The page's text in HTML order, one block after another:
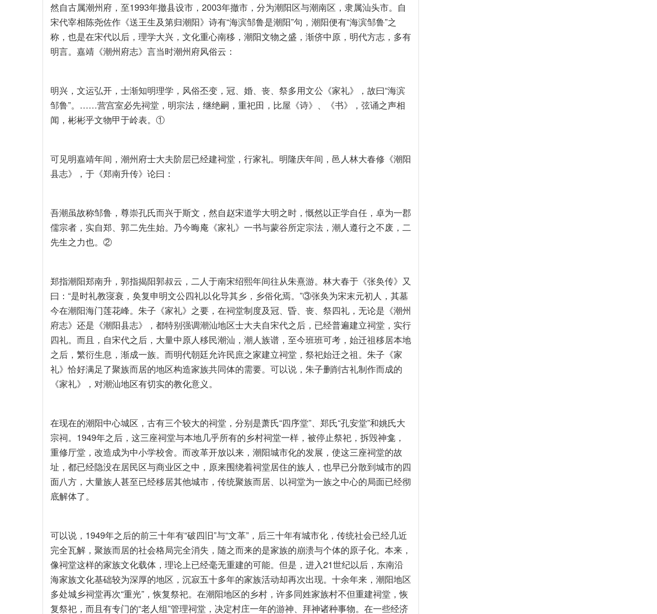
然自古属潮州府，至1993年撤县设市，2003年撤市，分为潮阳区与潮南区，隶属汕头市。自
宋代宰相陈尧佐作《送王生及第归潮阳》诗有“海滨邹鲁是潮阳”句，潮阳便有“海滨邹鲁”之
称，也是在宋代以后，理学大兴，文化重心南移，潮阳文物之盛，渐侪中原，明代方志，多有
明言。嘉靖《潮州府志》言当时潮州府风俗云：
明兴，文运弘开，士渐知明理学，风俗丕变，冠、婚、丧、祭多用文公《家礼》，故曰“海滨
邹鲁”。……营宫室必先祠堂，明宗法，继绝嗣，重祀田，比屋《诗》、《书》，弦诵之声相
闻，彬彬乎文物甲于岭表。①
可见明嘉靖年间，潮州府士大夫阶层已经建祠堂，行家礼。明隆庆年间，邑人林大春修《潮阳
县志》，于《郑南升传》论曰：
吾潮虽故称邹鲁，尊崇孔氏而兴于斯文，然自赵宋道学大明之时，慨然以正学自任，卓为一郡
儒宗者，实自郑、郭二先生始。乃今晦庵《家礼》一书与蒙谷所定宗法，潮人遵行之不废，二
先生之力也。②
郑指潮阳郑南升，郭指揭阳郭叔云，二人于南宋绍熙年间往从朱熹游。林大春于《张奂传》又
曰：“是时礼教寖衰，奂复申明文公四礼以化导其乡，乡俗化焉。”③张奂为宋末元初人，其墓
今在潮阳海门莲花峰。朱子《家礼》之要，在祠堂制度及冠、昏、丧、祭四礼，无论是《潮州
府志》还是《潮阳县志》，都特别强调潮汕地区士大夫自宋代之后，已经普遍建立祠堂，实行
四礼。而且，自宋代之后，大量中原人移民潮汕，潮人族谱，至今班班可考，始迁祖移居本地
之后，繁衍生息，渐成一族。而明代朝廷允许民庶之家建立祠堂，祭祀始迁之祖。朱子《家
礼》恰好满足了聚族而居的地区构造家族共同体的需要。可以说，朱子删削古礼制作而成的
《家礼》，对潮汕地区有切实的教化意义。
在现在的潮阳中心城区，古有三个较大的祠堂，分别是萧氏“四序堂”、郑氏“孔安堂”和姚氏大
宗祠。1949年之后，这三座祠堂与本地几乎所有的乡村祠堂一样，被停止祭祀，拆毁神龛，
重修厅堂，改造成为中小学校舍。而改革开放以来，潮阳城市化的发展，使这三座祠堂的故
址，都已经隐没在居民区与商业区之中，原来围绕着祠堂居住的族人，也早已分散到城市的四
面八方，大量族人甚至已经移居其他城市，传统聚族而居、以祠堂为一族之中心的局面已经彻
底解体了。
可以说，1949年之后的前三十年有“破四旧”与“文革”，后三十年有城市化，传统社会已经几近
完全瓦解，聚族而居的社会格局完全消失，随之而来的是家族的崩溃与个体的原子化。本来，
像祠堂这样的家族文化载体，理论上已经毫无重建的可能。但是，进入21世纪以后，东南沿
海家族文化基础较为深厚的地区，沉寂五十多年的家族活动却再次出现。十余年来，潮阳地区
多处城乡祠堂再次“重光”，恢复祭祀。在潮阳地区的乡村，许多同姓家族村不但重建祠堂，恢
复祭祀，而且有专门的“老人组”管理祠堂，决定村庄一年的游神、拜神诸种事物。在一些经济